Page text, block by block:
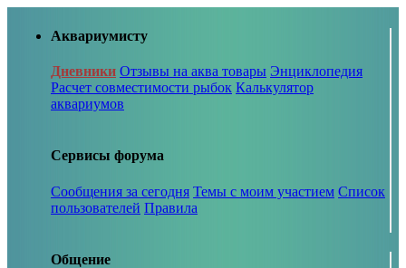
Аквариумисту
Дневники Отзывы на аква товары Энциклопедия
Расчет совместимости рыбок Калькулятор
аквариумов
Сервисы форума
Сообщения за сегодня Темы с моим участием Список
пользователей Правила
Общение